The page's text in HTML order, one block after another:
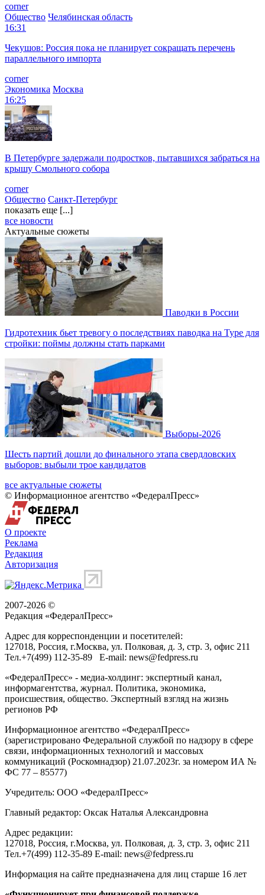
corner
Общество Челябинская область
16:31
Чекушов: Россия пока не планирует сокращать перечень
параллельного импорта
corner
Экономика Москва
16:25
В Петербурге задержали подростков, пытавшихся забраться на
крышу Смольного собора
corner
Общество Санкт-Петербург
показать еще [...]
все новости
Актуальные сюжеты
Паводки в России
Гидротехник бьет тревогу о последствиях паводка на Туре для
стройки: поймы должны стать парками
Выборы-2026
Шесть партий дошли до финального этапа свердловских
выборов: выбыли трое кандидатов
все актуальные сюжеты
© Информационное агентство «ФедералПресс»
О проекте
Реклама
Редакция
Авторизация
2007-2026 ©
Редакция «ФедералПресс»
Адрес для корреспонденции и посетителей:
127018, Россия, г.Москва, ул. Полковая, д. 3, стр. 3, офис 211
Тел.+7(499) 112-35-89 E-mail: news@fedpress.ru
«ФедералПресс» - медиа-холдинг: экспертный канал,
информагентства, журнал. Политика, экономика,
происшествия, общество. Экспертный взгляд на жизнь
регионов РФ
Информационное агентство «ФедералПресс»
(зарегистрировано Федеральной службой по надзору в сфере
связи, информационных технологий и массовых
коммуникаций (Роскомнадзор) 21.07.2023г. за номером ИА №
ФС 77 – 85577)
Учредитель: ООО «ФедералПресс»
Главный редактор: Оксак Наталья Александровна
Адрес редакции:
127018, Россия, г.Москва, ул. Полковая, д. 3, стр. 3, офис 211
Тел.+7(499) 112-35-89 E-mail: news@fedpress.ru
Информация на сайте предназначена для лиц старше 16 лет